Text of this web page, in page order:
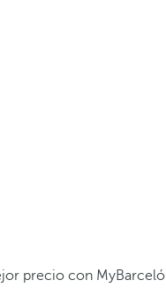
precio con MyBarceló